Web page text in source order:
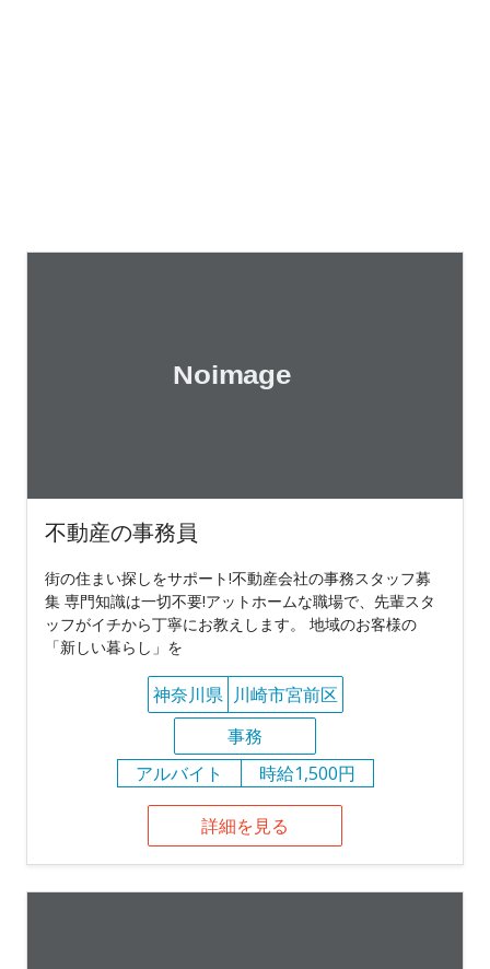
不動産の事務員
街の住まい探しをサポート!不動産会社の事務スタッフ募
集 専門知識は一切不要!アットホームな職場で、先輩スタ
ッフがイチから丁寧にお教えします。 地域のお客様の
「新しい暮らし」を
神奈川県 川崎市宮前区
事務
アルバイト
時給1,500円
詳細を見る